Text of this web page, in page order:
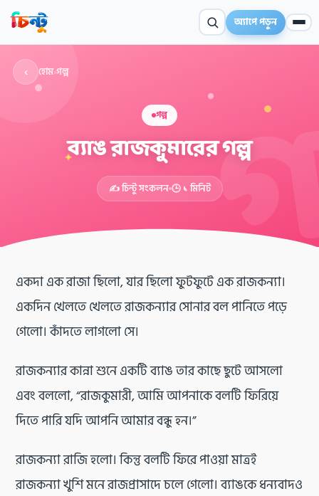
অ্যাপে পড়ুন
✦
‹ হোম›গল্প
গল্প
ব্যাঙ রাজকুমারের গল্প
✍️ চিন্টু সংকলন 🕒 ১ মিনিট
একদা এক রাজা ছিলো, যার ছিলো ফুটফুটে এক রাজকন্যা।
একদিন খেলতে খেলতে রাজকন্যার সোনার বল পানিতে পড়ে
গেলো। কাঁদতে লাগলো সে।
রাজকন্যার কান্না শুনে একটি ব্যাঙ তার কাছে ছুটে আসলো
এবং বললো, “রাজকুমারী, আমি আপনাকে বলটি ফিরিয়ে
দিতে পারি যদি আপনি আমার বন্ধু হন।”
রাজকন্যা রাজি হলো। কিন্তু বলটি ফিরে পাওয়া মাত্রই
রাজকন্যা খুশি মনে রাজপ্রাসাদে চলে গেলো। ব্যাঙকে ধন্যবাদও